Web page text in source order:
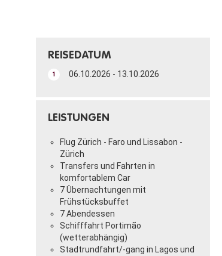
REISEDATUM
1 06.10.2026 - 13.10.2026
LEISTUNGEN
Flug Zürich - Faro und Lissabon -
Zürich
Transfers und Fahrten in
komfortablem Car
7 Übernachtungen mit
Frühstücksbuffet
7 Abendessen
Schifffahrt Portimão
(wetterabhängig)
Stadtrundfahrt/-gang in Lagos und